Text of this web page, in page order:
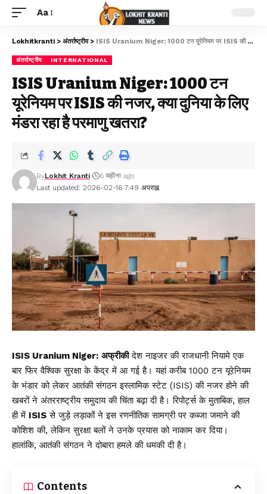
Aa
Lokhitkranti > अंतर्राष्ट्रीय> ISIS Uranium Niger: 1000 टन यूरेनियम पर ISIS की नजर, क्या दुनिया के लिए मंडरा रहा है परमाणु खतरा?
अंतर्राष्ट्रीय INTERNATIONAL
ISIS Uranium Niger: 1000 टन
यूरेनियम पर ISIS की नजर, क्या दुनिया के लिए
मंडरा रहा है परमाणु खतरा?
Last updated: 2026-02-16 7:49 अपराह्न
ByLokhit Kranti 6 महीना ago
ISIS Uranium Niger: अफ्रीकीदेश नाइजर की राजधानी नियामे एक
बार फिर वैश्विक सुरक्षा के केंद्र में आ गई है। यहां करीब 1000 टन यूरेनियम
के भंडार को लेकर आतंकी संगठन इस्लामिक स्टेट (ISIS) की नजर होने की
खबरों ने अंतरराष्ट्रीय समुदाय की चिंता बढ़ा दी है। रिपोर्ट्स के मुताबिक, हाल
ही में ISIS से जुड़े लड़ाकों ने इस रणनीतिक सामग्री पर कब्जा जमाने की
कोशिश की, लेकिन सुरक्षा बलों ने उनके प्रयास को नाकाम कर दिया।
हालांकि, आतंकी संगठन ने दोबारा हमले की धमकी दी है।
Contents